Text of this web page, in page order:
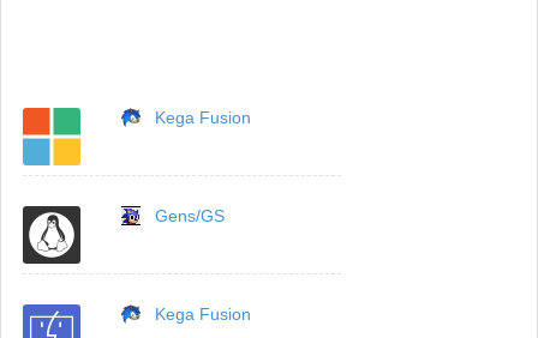
Kega Fusion
Gens/GS
Kega Fusion